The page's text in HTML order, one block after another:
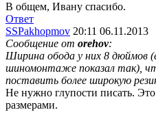
В общем, Ивану спасибо.
Ответ
SSPakhopmov 20:11 06.11.2013
Сообщение от orehov:
Ширина обода у них 8 дюймов
шиномонтаже показал так),
поставить более широкую
Не нужно глупости писать.
размерами.